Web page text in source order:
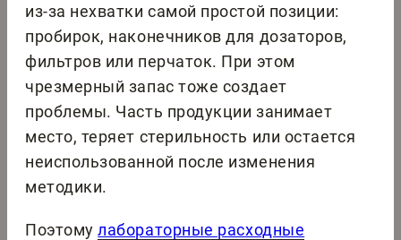
из-за нехватки самой простой позиции:
пробирок, наконечников для дозаторов,
фильтров или перчаток. При этом
чрезмерный запас тоже создает
проблемы. Часть продукции занимает
место, теряет стерильность или остается
неиспользованной после изменения
методики.
Поэтомулабораторные расходные